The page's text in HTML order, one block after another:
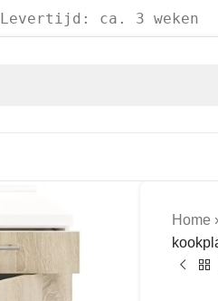
Levertijd: ca. 3 weken
Home